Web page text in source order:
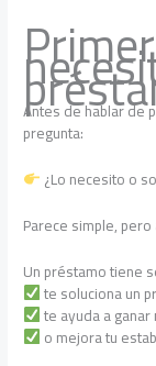
Antes de hablar de
pregunta:
¿Lo necesito o
Parece simple,
Un préstamo tiene
te soluciona un
te ayuda a
o mejora tu